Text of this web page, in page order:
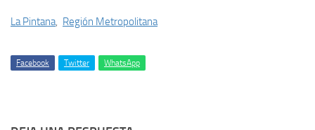
La Pintana, Región Metropolitana
Facebook Twitter WhatsApp